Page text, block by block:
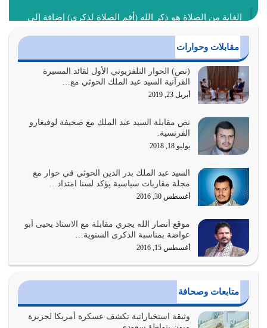
الغاية من الصلاة هو ذكر الله (أقم الصلاة لذكري) إضافة إلى
أغسطس 2, 2026
السبب الرئيسي لشقاء الأمة الابتعاد عن كتاب الله والتعدي
لحدود الله بالإضافات للدين
أغسطس 1, 2026
أبرز أسباب الشقاء هو الإعراض عن ذكر الله وعن هدى الله
المتمثل في القرآن الكريم
يوليو 31, 2026
أولياء الشيطان كلما كانوا أكثر ولاءً وطاعة للشيطان كلما كانوا
أكثر ضعفاً
يوليو 30, 2026
وعد الله تعالى من يُقتل في سبيله بالحياة الأبدية والرزق
والاستبشار والنجاة والخلود في…
يوليو 29, 2026
القرآن الكريم هو أهم مصدر لمعرفة رسول الله معرفة سيرته
معرفة شخصيته معرفة عظمته
يوليو 28, 2026
مقابلات وحوارات
(نص) الحوار التلفزيوني الأول لقائد المسيرة
القرآنية السيد عبد الملك الحوثي مع…
أبريل 23, 2019
نص مقابلة السيد عبد الملك مع صحيفة لوفيغارو
الفرنسية.
يوليو 18, 2018
السيد عبد الملك بدر الدين الحوثي في حوار مع
مجلة مقاربات سياسية يؤكد لسنا امتداد…
أغسطس 30, 2016
موقع أنصار الله يجري مقابلة مع الاستاذ يحيى أبو
عواضة بمناسبة الذكرى السنوية…
أغسطس 15, 2016
متابعات وصحافة
وثيقة استخباراتية تكشف عسكرة أمريكا لجزيرة